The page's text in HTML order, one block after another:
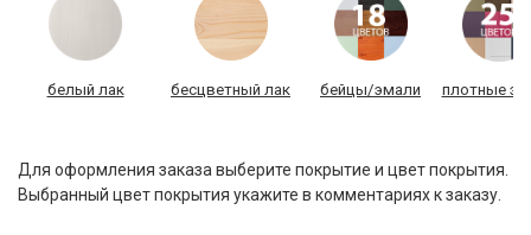
белый лак бесцветный лак бейцы/эмали плотные
Для оформления заказа выберите покрытие и цвет покрытия.
Выбранный цвет покрытия укажите в комментариях к заказу.